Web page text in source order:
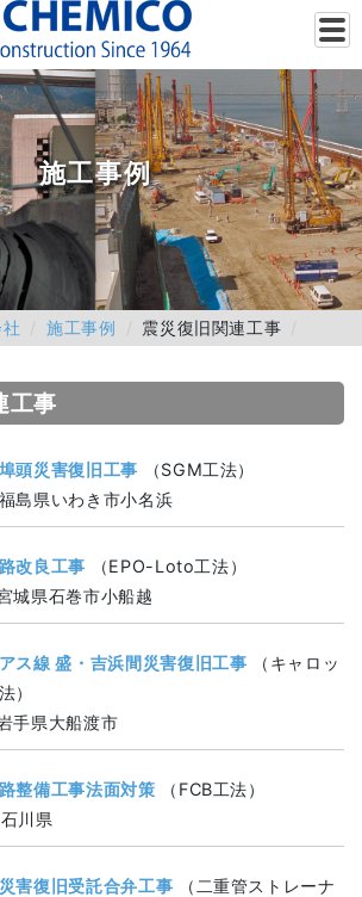
施工事例
施工事例 震災復旧関連工事
工事
頭災害復旧工事 （SGM工法）
島県いわき市小名浜
改良工事 （EPO-Loto工法）
城県石巻市小船越
ス線 盛・吉浜間災害復旧工事 （キャロッ
）
手県大船渡市
整備工事法面対策 （FCB工法）
川県
害復旧受託合弁工事 （二重管ストレーナ